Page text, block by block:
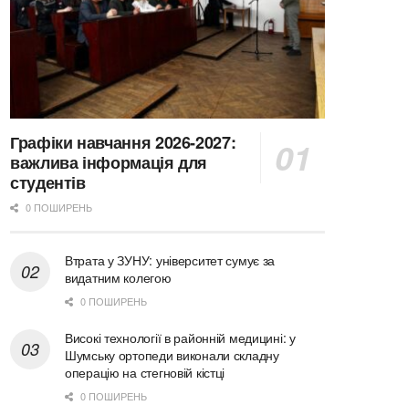
Графіки навчання 2026-2027:
важлива інформація для
студентів
0 ПОШИРЕНЬ
Втрата у ЗУНУ: університет сумує за
видатним колегою
0 ПОШИРЕНЬ
Високі технології в районній медицині: у
Шумську ортопеди виконали складну
операцію на стегновій кістці
0 ПОШИРЕНЬ